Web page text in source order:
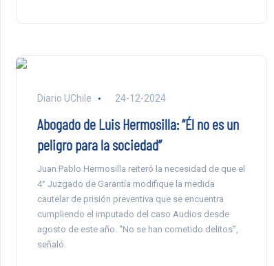
Diario UChile 24-12-2024
Abogado de Luis Hermosilla: “Él no es un
peligro para la sociedad”
Juan Pablo Hermosilla reiteró la necesidad de que el
4° Juzgado de Garantía modifique la medida
cautelar de prisión preventiva que se encuentra
cumpliendo el imputado del caso Audios desde
agosto de este año. “No se han cometido delitos”,
señaló.